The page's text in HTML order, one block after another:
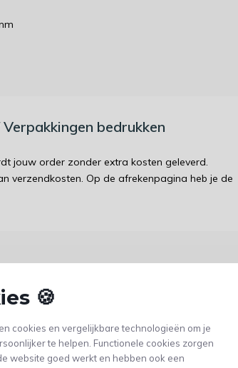
🍪
cookies en vergelijkbare technologieën om je
te helpen. Functionele cookies zorgen
website goed werkt en hebben ook een
bedrukken
jouw order zonder extra kosten geleverd.
verzendkosten. Op de afrekenpagina heb je de
Stazakken - mat/zwart- 3000ml-
200x250mm - 1000 stuks
(0)